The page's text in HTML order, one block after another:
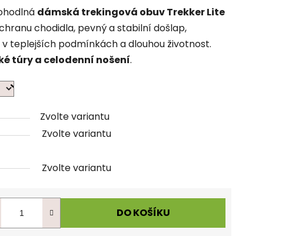
dámská trekingová obuv Trekker Lite
chodidla, pevný a stabilní došlap,
teplejších podmínkách a dlouhou životnost.
túry a celodenní nošení.
Zvolte variantu
Zvolte variantu
Zvolte variantu
DO KOŠÍKU